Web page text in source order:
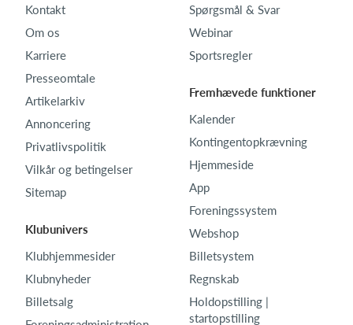
Kontakt
Om os
Karriere
Presseomtale
Artikelarkiv
Annoncering
Privatlivspolitik
Vilkår og betingelser
Sitemap
Klubunivers
Klubhjemmesider
Klubnyheder
Billetsalg
Spørgsmål & Svar
Webinar
Sportsregler
Fremhævede funktioner
Kalender
Kontingentopkrævning
Hjemmeside
App
Foreningssystem
Webshop
Billetsystem
Regnskab
Holdopstilling |
startopstilling